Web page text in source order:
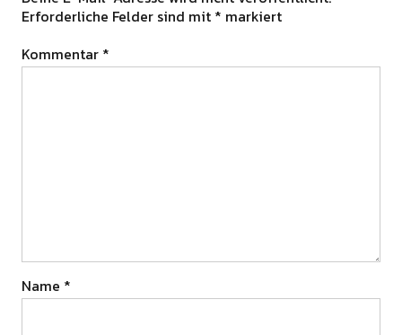
Erforderliche Felder sind mit * markiert
Kommentar *
Name *